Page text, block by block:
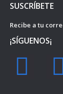
SUSCRÍBETE
Recibe a tu
¡SÍGUENOS¡
F